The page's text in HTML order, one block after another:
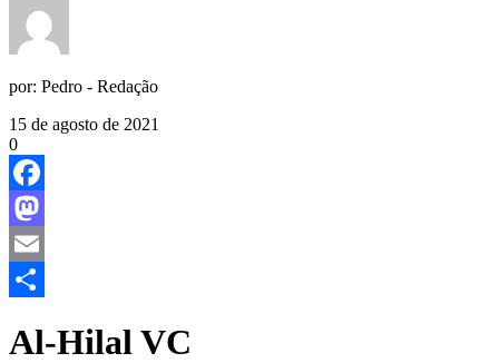
por: Pedro - Redação
15 de agosto de 2021
0
Facebook
Mastodon
Email
Al-Hilal VC